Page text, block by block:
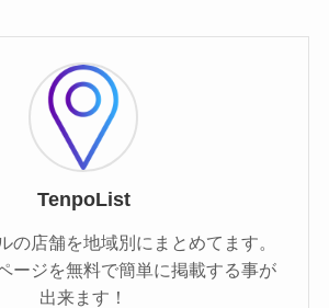
TenpoList
の店舗を地域別にまとめてます。
ージを無料で簡単に掲載する事が
出来ます！